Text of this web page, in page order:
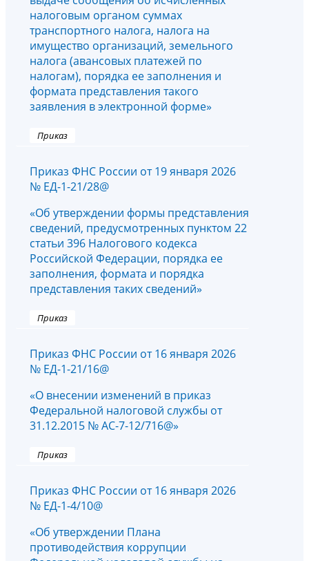
налоговым органом суммах
транспортного налога, налога на
имущество организаций, земельного
налога (авансовых платежей по
налогам), порядка ее заполнения и
формата представления такого
заявления в электронной форме»
Приказ
Приказ ФНС России от 19 января 2026
№ ЕД-1-21/28@
«Об утверждении формы представления
сведений, предусмотренных пунктом 22
статьи 396 Налогового кодекса
Российской Федерации, порядка ее
заполнения, формата и порядка
представления таких сведений»
Приказ
Приказ ФНС России от 16 января 2026
№ ЕД-1-21/16@
«О внесении изменений в приказ
Федеральной налоговой службы от
31.12.2015 № АС-7-12/716@»
Приказ
Приказ ФНС России от 16 января 2026
№ ЕД-1-4/10@
«Об утверждении Плана
противодействия коррупции